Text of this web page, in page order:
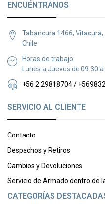
ENCUÉNTRANOS
Tabancura 1466,
Chile
Horas de trabajo:
Lunes a Jueves de 09:30
+56 2 29818704 /
SERVICIO AL CLIENTE
Contacto
Despachos y Retiros
Cambios y Devoluciones
Servicio de Armado dentro de
CATEGORÍAS